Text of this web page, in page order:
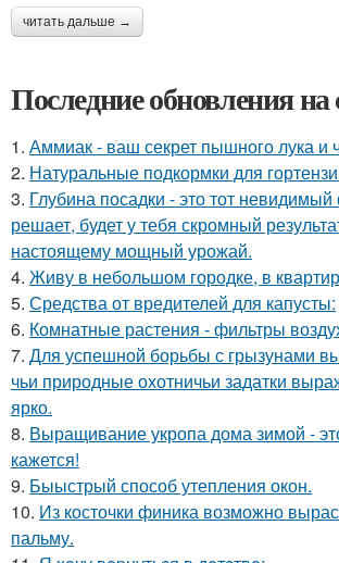
читать дальше →
Последние обновления на
1. Аммиак - ваш секрет пышного лука и
2. Натуральные подкормки для
3. Глубина посадки - это тот
решает, будет у тебя скромный
настоящему мощный урожай.
4. Живу в небольшом городке, в
5. Средства от вредителей для капусты:
6. Комнатные растения - фильтры
7. Для успешной борьбы с грызунами
чьи природные охотничьи задатки
ярко.
8. Выращивание укропа дома зимой -
кажется!
9. Быыстрый способ утепления окон.
10. Из косточки финика возможно
пальму.